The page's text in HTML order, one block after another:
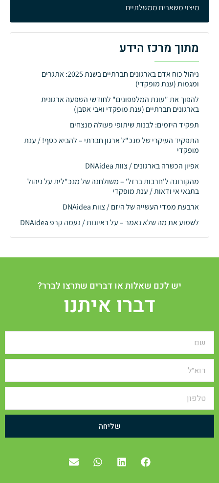
מיצוי משאבים ממשלתיים
מתוך מרכז הידע
ניהול כוח אדם בארגונים חברתיים בשנת 2025: אתגרים
ומגמות (ענת מופקדי)
להפוך את "עונת המלפפונים" לחודשי השפעה ארגונית
בארגונים חברתיים (ענת מופקדי ואבי אסבן)
תפקיד היזמים: לבנות שיתופי פעולה מנצחים
התפקיד העיקרי של מנכ"ל ארגון חברתי – להביא כסף! / ענת
מופקדי
אפיון הכשרה בארגונים / צוות DNAidea
מהקורונה ל'חרבות ברזל' – משולחנה של מנכ"לית על ניהול
בתנאי אי ודאות / ענת מופקדי
ארבעת ממדי העשייה של היזם / צוות DNAidea
לשמוע את מה שלא נאמר – על ראיונות / נעמה קרפ DNAidea
יש לכם שאלות או דברים שתרצו לברר?
דברו איתנו
שליחה